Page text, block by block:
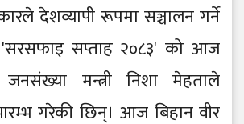
देशव्यापी रूपमा सञ्चालन गर्ने
सप्ताह २०८३' को आज
मन्त्री निशा मेहताले
गरेकी छिन्। आज बिहान वीर